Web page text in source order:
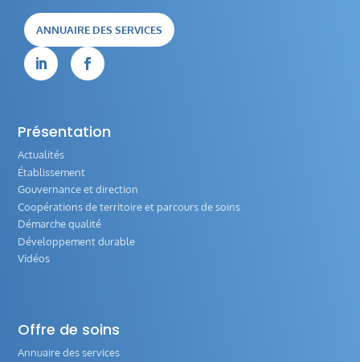
ANNUAIRE DES SERVICES
 
Présentation
Actualités
Établissement
Gouvernance et direction
Coopérations de territoire et parcours de soins
Démarche qualité
Développement durable
Vidéos
Offre de soins
Annuaire des services